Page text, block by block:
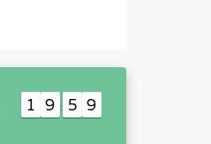
1 9 : 5 9